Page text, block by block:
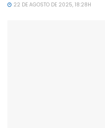
22 DE AGOSTO DE 2025, 18:28H